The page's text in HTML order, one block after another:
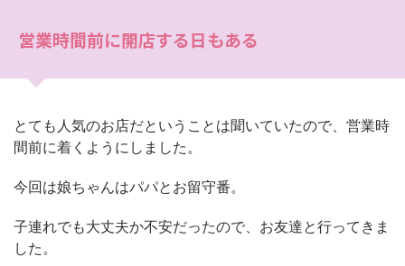
営業時間前に開店する日もある
とても人気のお店だということは聞いていたので、営業時
間前に着くようにしました。
今回は娘ちゃんはパパとお留守番。
子連れでも大丈夫か不安だったので、お友達と行ってきま
した。